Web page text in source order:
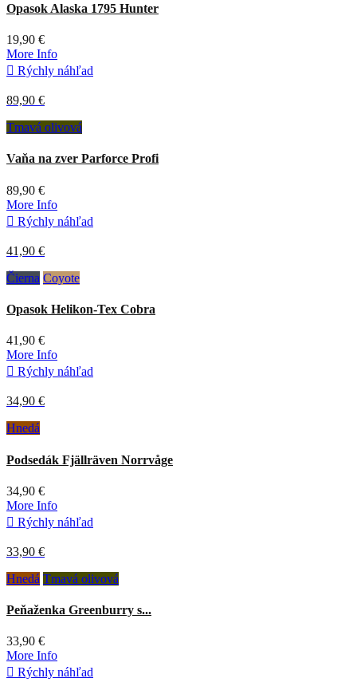
Opasok Alaska 1795 Hunter
19,90 €
More Info
 Rýchly náhľad
89,90 €
Tmavá olivová
Vaňa na zver Parforce Profi
89,90 €
More Info
 Rýchly náhľad
41,90 €
Čierna Coyote
Opasok Helikon-Tex Cobra
41,90 €
More Info
 Rýchly náhľad
34,90 €
Hnedá
Podsedák Fjällräven Norrvåge
34,90 €
More Info
 Rýchly náhľad
33,90 €
Hnedá Tmavá olivová
Peňaženka Greenburry s...
33,90 €
More Info
 Rýchly náhľad